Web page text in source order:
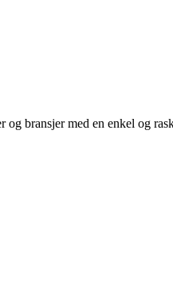
bransjer med en enkel og